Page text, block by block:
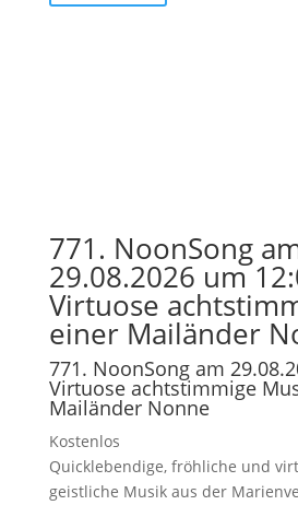
771. NoonSong
29.08.2026 um
Virtuose
einer Mailänder
771. NoonSong am
Virtuose achtstimmige
Mailänder Nonne
Kostenlos
Quicklebendige, fröhliche und
geistliche Musik aus der